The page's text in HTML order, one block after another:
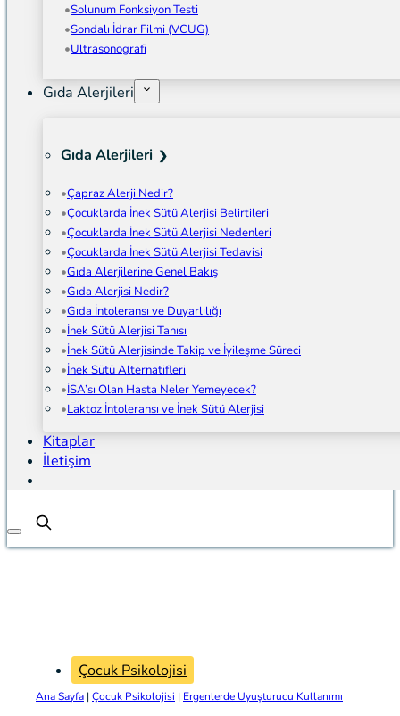
Solunum Fonksiyon Testi
Sondalı İdrar Filmi (VCUG)
Ultrasonografi
Gıda Alerjileri
Gıda Alerjileri
Çapraz Alerji Nedir?
Çocuklarda İnek Sütü Alerjisi Belirtileri
Çocuklarda İnek Sütü Alerjisi Nedenleri
Çocuklarda İnek Sütü Alerjisi Tedavisi
Gıda Alerjilerine Genel Bakış
Gıda Alerjisi Nedir?
Gıda İntoleransı ve Duyarlılığı
İnek Sütü Alerjisi Tanısı
İnek Sütü Alerjisinde Takip ve İyileşme Süreci
İnek Sütü Alternatifleri
İSA’sı Olan Hasta Neler Yemeyecek?
Laktoz İntoleransı ve İnek Sütü Alerjisi
Kitaplar
İletişim
Çocuk Psikolojisi
Ana Sayfa | Çocuk Psikolojisi | Ergenlerde Uyuşturucu Kullanımı